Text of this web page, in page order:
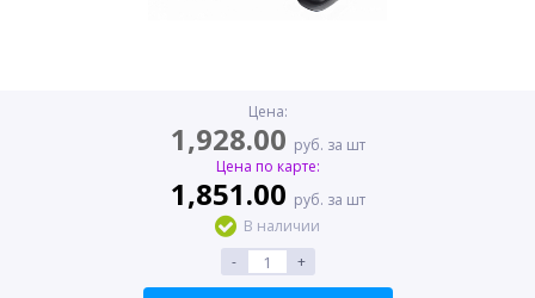
Цена:
1,928.00 руб. за шт
Цена по карте:
1,851.00 руб. за шт
В наличии
-
+